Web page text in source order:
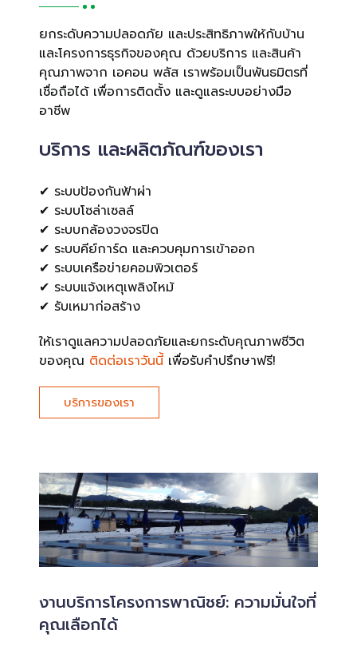
ยกระดับความปลอดภัย และประสิทธิภาพให้กับบ้าน
และโครงการธุรกิจของคุณ ด้วยบริการ และสินค้า
คุณภาพจาก เอคอน พลัส เราพร้อมเป็นพันธมิตรที่
เชื่อถือได้ เพื่อการติดตั้ง และดูแลระบบอย่างมือ
อาชีพ
บริการ และผลิตภัณฑ์ของเรา
✔ ระบบป้องกันฟ้าผ่า
✔ ระบบโซล่าเซลล์
✔ ระบบกล้องวงจรปิด
✔ ระบบคีย์การ์ด และควบคุมการเข้าออก
✔ ระบบเครือข่ายคอมพิวเตอร์
✔ ระบบแจ้งเหตุเพลิงไหม้
✔ รับเหมาก่อสร้าง
ให้เราดูแลความปลอดภัยและยกระดับคุณภาพชีวิต
ของคุณ ติดต่อเราวันนี้ เพื่อรับคำปรึกษาฟรี!
บริการของเรา
งานบริการโครงการพาณิชย์: ความมั่นใจที่
คุณเลือกได้